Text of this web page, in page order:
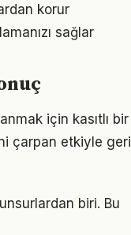
korur
sağlar
için kasıtlı bir
çarpan etkiyle geri
biri. Bu